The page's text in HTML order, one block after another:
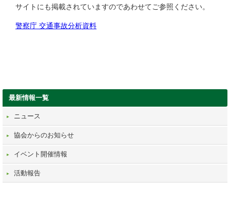
サイトにも掲載されていますのであわせてご参照ください。
警察庁 交通事故分析資料
最新情報一覧
ニュース
協会からのお知らせ
イベント開催情報
活動報告